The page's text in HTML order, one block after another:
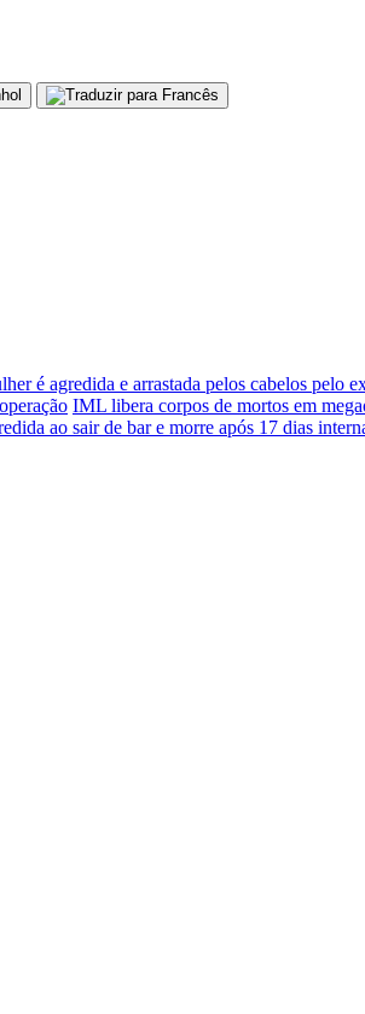
é agredida e arrastada pelos cabelos pelo
IML libera corpos de mortos em
ao sair de bar e morre após 17 dias